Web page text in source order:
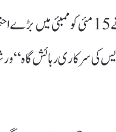
کسان تنظیم “سوابھیمانی شیتکاری
کی سرکاری رہائش گاہ